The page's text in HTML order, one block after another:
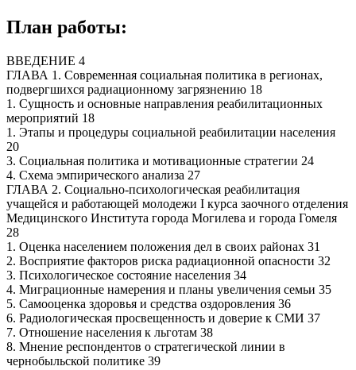
План работы:
ВВЕДЕНИЕ 4
ГЛАВА 1. Современная социальная политика в регионах,
подвергшихся радиационному загрязнению 18
1. Сущность и основные направления реабилитационных
мероприятий 18
1. Этапы и процедуры социальной реабилитации населения
20
3. Социальная политика и мотивационные стратегии 24
4. Схема эмпирического анализа 27
ГЛАВА 2. Социально-психологическая реабилитация
учащейся и работающей молодежи I курса заочного отделения
Медицинского Института города Могилева и города Гомеля
28
1. Оценка населением положения дел в своих районах 31
2. Восприятие факторов риска радиационной опасности 32
3. Психологическое состояние населения 34
4. Миграционные намерения и планы увеличения семьи 35
5. Самооценка здоровья и средства оздоровления 36
6. Радиологическая просвещенность и доверие к СМИ 37
7. Отношение населения к льготам 38
8. Мнение респондентов о стратегической линии в
чернобыльской политике 39